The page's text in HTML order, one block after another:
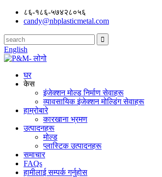
८६-१८६-५७४२८०५६
candy@nbplasticmetal.com
English
घर
केस
इंजेक्शन मोल्ड निर्माण सेवाहरू
व्यावसायिक इंजेक्शन मोल्डिंग सेवाहरू
हाम्रोबारे
कारखाना भ्रमण
उत्पादनहरू
मोल्ड
प्लास्टिक उत्पादनहरू
समाचार
FAQs
हामीलाई सम्पर्क गर्नुहोस